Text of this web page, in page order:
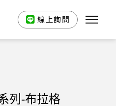
線上詢問
列-布拉格